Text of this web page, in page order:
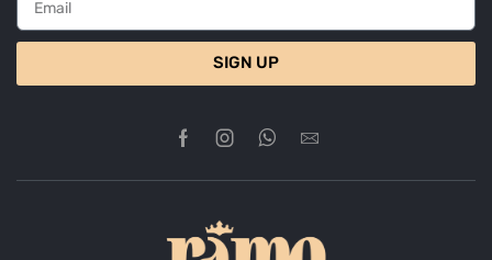
SIGN UP